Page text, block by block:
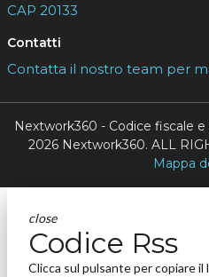
CAP 20133
Contatti
Contatta il nostro team per
Nextwork360 - Codice fiscale
2026 Nextwork360. ALL
Mappa
close
Codice Rss
Clicca sul pulsante per copiare il